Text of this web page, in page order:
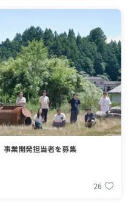
業開発担当者を募集
26